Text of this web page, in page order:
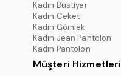
Kadın Büstiyer
Kadın Ceket
Kadın Gömlek
Kadın Jean Pantolon
Kadın Pantolon
Müşteri Hizmetleri